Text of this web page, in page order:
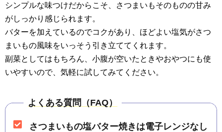
シンプルな味つけだからこそ、さつまいもそのものの甘み
がしっかり感じられます。
バターを加えているのでコクがあり、ほどよい塩気がさつ
まいもの風味をいっそう引き立ててくれます。
副菜としてはもちろん、小腹が空いたときやおやつにも使
いやすいので、気軽に試してみてください。
よくある質問（FAQ）
さつまいもの塩バター焼きは電子レンジなし